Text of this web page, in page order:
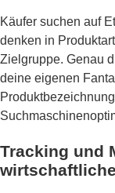
Käufer suchen auf
denken in
Zielgruppe. Genau
deine eigenen
Tracking und